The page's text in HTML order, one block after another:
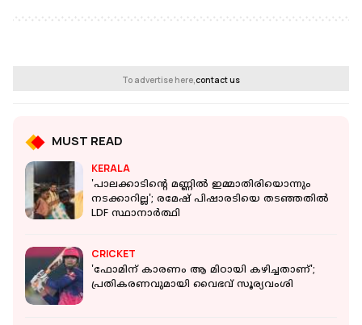
To advertise here,contact us
MUST READ
KERALA
'പാലക്കാടിന്റെ മണ്ണില്‍ ഇമ്മാതിരിയൊന്നും
നടക്കാറില്ല'; രമേഷ് പിഷാരടിയെ തടഞ്ഞതിൽ
LDF സ്ഥാനാര്‍ത്ഥി
CRICKET
'ഫോമിന് കാരണം ആ മിഠായി കഴിച്ചതാണ്';
പ്രതികരണവുമായി വൈഭവ് സൂര്യവംശി